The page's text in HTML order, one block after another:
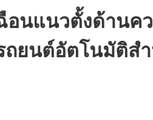
อนแนวตั้งด้านค
ยนต์อัตโนมัติส